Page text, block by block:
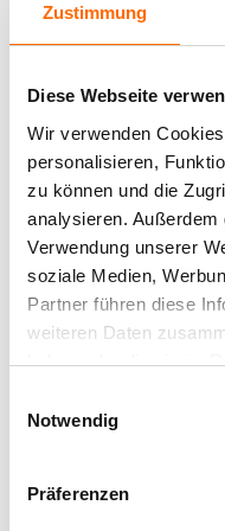
Zustimmung
Diese Webseite
Wir verwenden
personalisieren,
zu können und die
analysieren.
Verwendung unserer
soziale Medien,
Partner führen diese
weiteren Daten
haben oder die sie im
Notwendig
Präferenzen
Maksymalna wysokość
Lamele
Szerokość lameli
Hebeschiebetüren
aus Holz
Hebeschiebetüren
aus Aluminium
Falttüren
PSK-
Türen